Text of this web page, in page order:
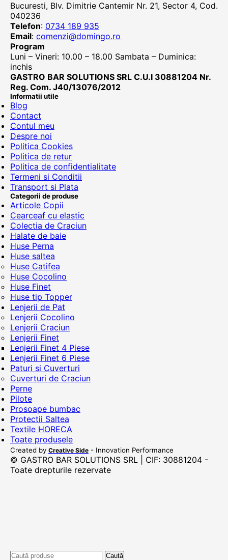
Bucuresti, Blv. Dimitrie Cantemir Nr. 21, Sector 4, Cod.
040236
Telefon: 0734 189 935
Email: comenzi@domingo.ro
Program
Luni – Vineri: 10.00 – 18.00 Sambata – Duminica:
inchis
GASTRO BAR SOLUTIONS SRL C.U.I 30881204 Nr.
Reg. Com. J40/13076/2012
Informatii utile
Blog
Contact
Contul meu
Despre noi
Politica Cookies
Politica de retur
Politica de confidentialitate
Termeni si Conditii
Transport si Plata
Categorii de produse
Articole Copii
Cearceaf cu elastic
Colectia de Craciun
Halate de baie
Huse Perna
Huse saltea
Huse Catifea
Huse Cocolino
Huse Finet
Huse tip Topper
Lenjerii de Pat
Lenjerii Cocolino
Lenjerii Craciun
Lenjerii Finet
Lenjerii Finet 4 Piese
Lenjerii Finet 6 Piese
Paturi si Cuverturi
Cuverturi de Craciun
Perne
Pilote
Prosoape bumbac
Protectii Saltea
Textile HORECA
Toate produsele
Created by Creative Side - Innovation Performance
© GASTRO BAR SOLUTIONS SRL | CIF: 30881204 -
Toate drepturile rezervate
Caută